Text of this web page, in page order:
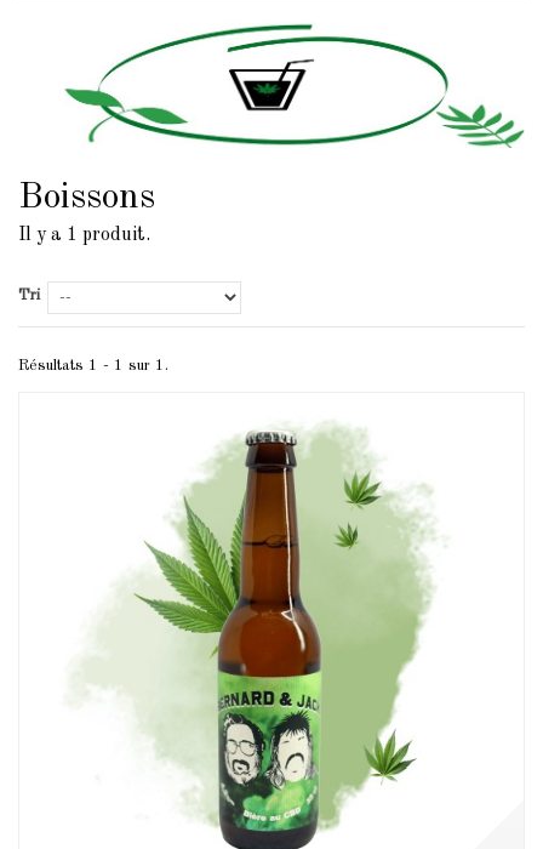
Boissons
Il y a 1 produit.
Tri
Résultats 1 - 1 sur 1.